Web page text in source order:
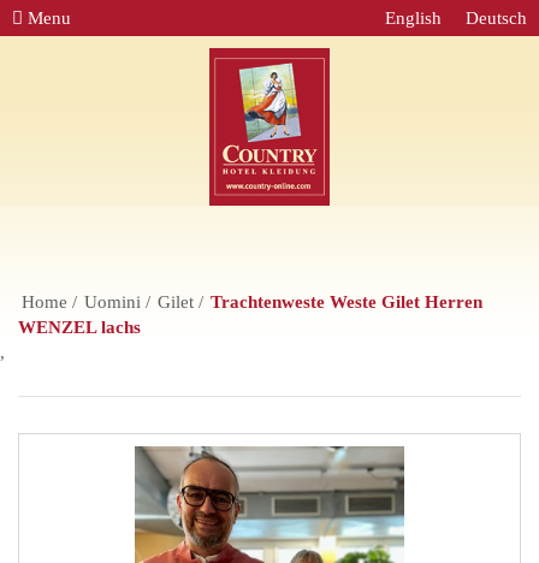
Menu Deutsch
English
Home Uomini Gilet
Trachtenweste Weste Gilet Herren
WENZEL lachs
,